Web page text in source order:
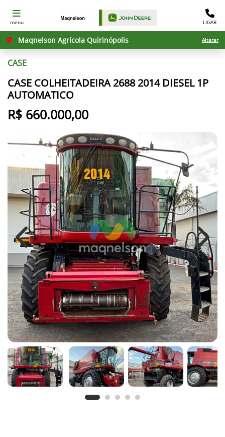
menu LIGAR
Maqnelson Agrícola Quirinópolis Alterar
CASE
CASE COLHEITADEIRA 2688 2014 DIESEL 1P
AUTOMATICO
R$ 660.000,00
Previous Next